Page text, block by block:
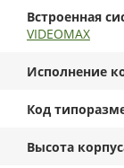
Встроенная
VIDEOMAX
Исполнение
Код
Высота